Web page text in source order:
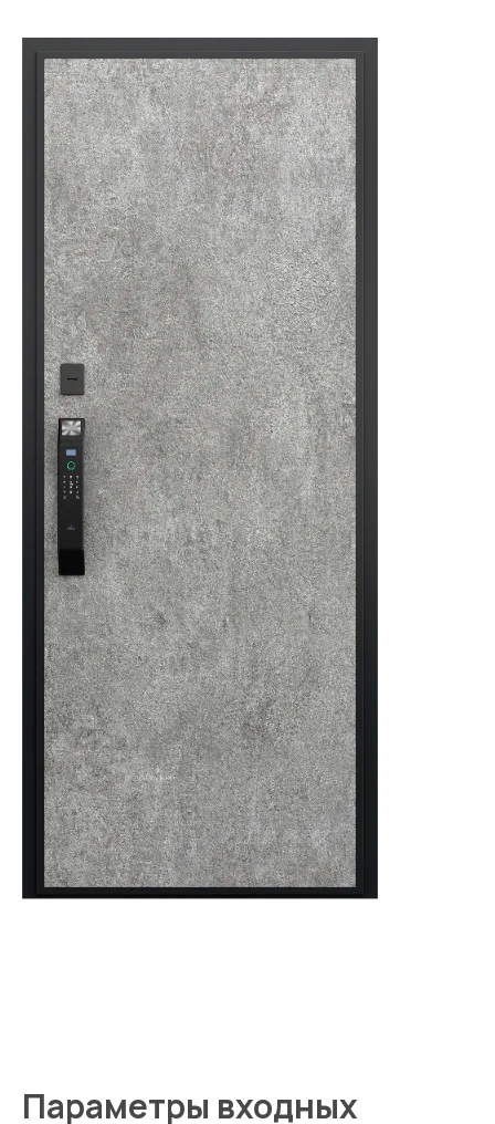
Параметры входных